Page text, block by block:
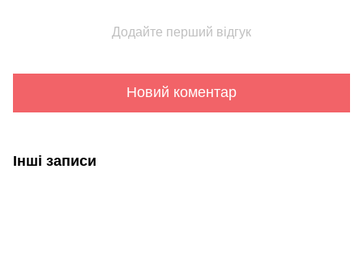
Додайте перший відгук
Новий коментар
Інші записи